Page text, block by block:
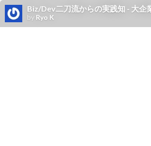
Biz/Dev二刀流からの実践知 - 大企
by Ryo K